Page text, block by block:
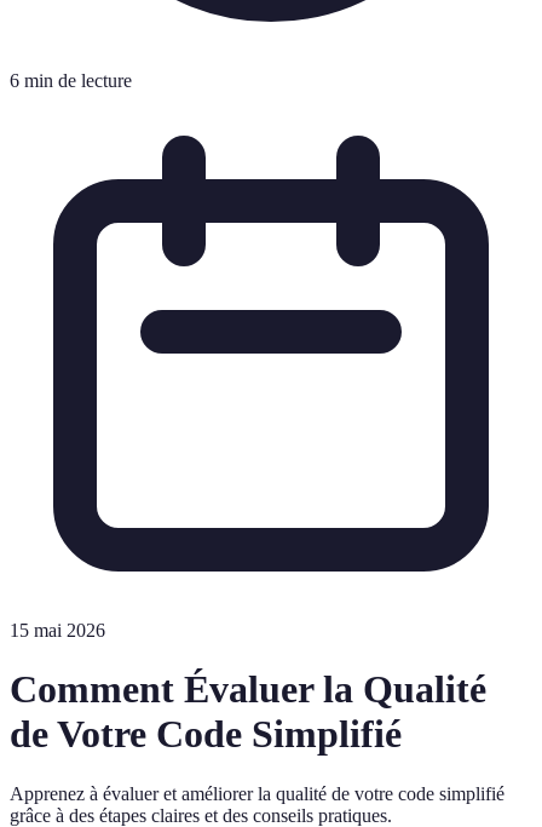
6 min de lecture
15 mai 2026
Comment Évaluer la Qualité
de Votre Code Simplifié
Apprenez à évaluer et améliorer la qualité de votre code simplifié
grâce à des étapes claires et des conseils pratiques.